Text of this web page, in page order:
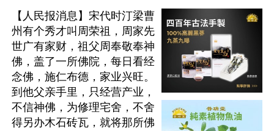
【人民报消息】宋代时汀梁曹
州有个秀才叫周荣祖，周家先
世广有家财，祖父周奉敬奉神
佛，盖了一所佛院，每日看经
念佛，施仁布德，家业兴旺。
到他父亲手里，只经营产业，
不信神佛，为修理宅舍，不舍
得另办木石砖瓦，就将那所佛